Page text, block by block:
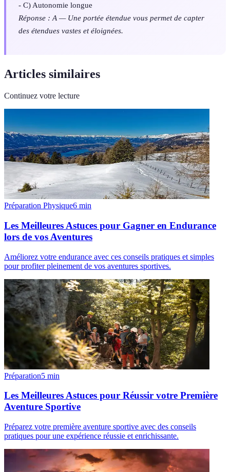
- C) Autonomie longue
Réponse : A — Une portée étendue vous permet de capter
des étendues vastes et éloignées.
Articles similaires
Continuez votre lecture
Préparation Physique6 min
Les Meilleures Astuces pour Gagner en Endurance
lors de vos Aventures
Améliorez votre endurance avec ces conseils pratiques et simples
pour profiter pleinement de vos aventures sportives.
Préparation5 min
Les Meilleures Astuces pour Réussir votre Première
Aventure Sportive
Préparez votre première aventure sportive avec des conseils
pratiques pour une expérience réussie et enrichissante.